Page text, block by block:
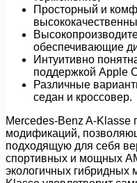
Просторный и
обеспечивающие
Интуитивно
поддержкой Apple
Различные
седан и кроссовер.
Mercedes-Benz A-Klasse
модификаций,
подходящую для себя
спортивных и мощных
экологичных гибридных